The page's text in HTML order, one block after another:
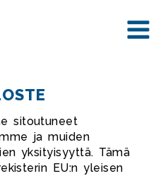
sitoutuneet
ja muiden
yksityisyyttä. Tämä
EU:n yleisen